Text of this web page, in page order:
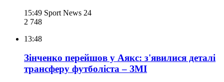
15:49 Sport News 24
2 748
13:48
Зінченко перейшов у Аякс: з'явилися деталі
трансферу футболіста – ЗМІ